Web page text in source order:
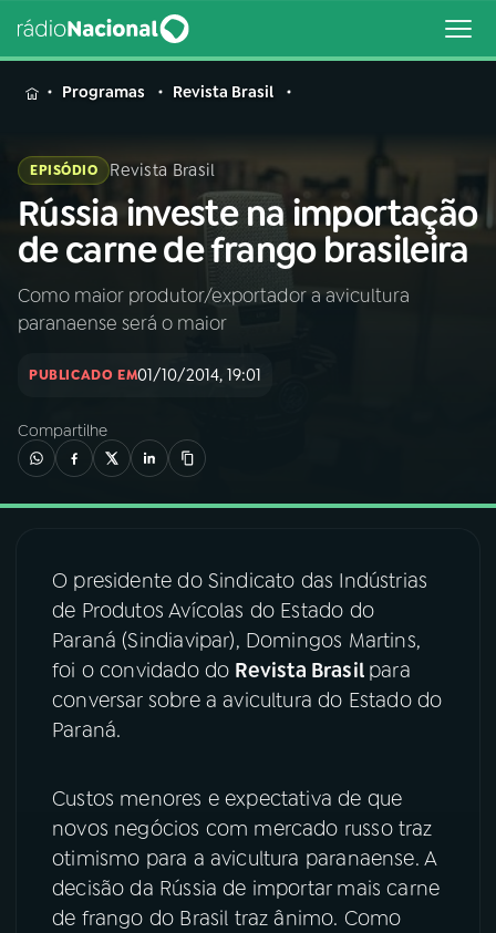
MENU
Buscar
na
Rádio
Nacional
Buscar
AO VIVO
02A RÁDIO
04 PROGRAMAS
05PODCASTS
07 ÚLTIMAS
08FESTIVAL DE MÚSICA
Programas Revista Brasil
EPISÓDIO Revista Brasil
Rússia investe na importação
de carne de frango brasileira
Como maior produtor/exportador a avicultura
paranaense será o maior
PUBLICADO EM01/10/2014, 19:01
Compartilhe
O presidente do Sindicato das Indústrias
de Produtos Avícolas do Estado do
Paraná (Sindiavipar), Domingos Martins,
foi o convidado do Revista Brasil para
conversar sobre a avicultura do Estado do
Paraná.
Custos menores e expectativa de que
novos negócios com mercado russo traz
otimismo para a avicultura paranaense. A
decisão da Rússia de importar mais carne
de frango do Brasil traz ânimo. Como